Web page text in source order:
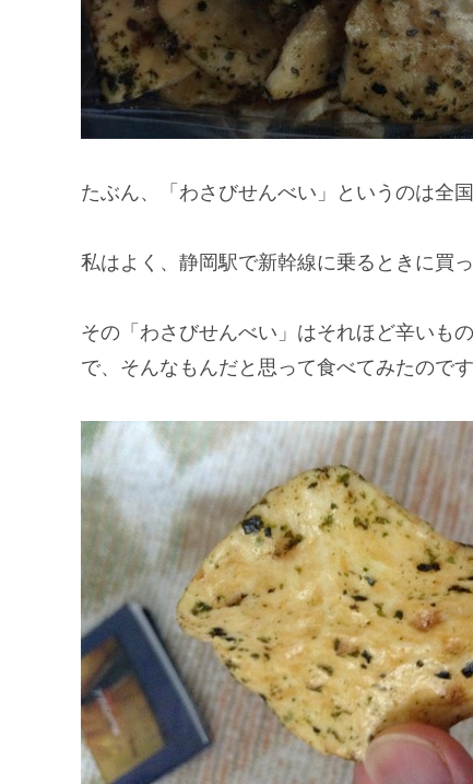
たぶん、「わさびせんべい」というのは全
私はよく、静岡駅で新幹線に乗るときに買
その「わさびせんべい」はそれほど辛いも
で、そんなもんだと思って食べてみたので